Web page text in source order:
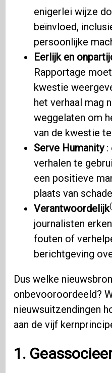
enigerlei wijze
beïnvloed,
persoonlijke
Eerlijk en
Rapportage
kwestie
het verhaal mag
weggelaten om
van de kwestie
Serve Humanity:
verhalen te
een positieve
plaats van
Verantwoordelijk
journalisten
fouten of
berichtgeving
Dus welke
onbevooroordeeld?
nieuwsuitzendingen
aan de vijf
1.